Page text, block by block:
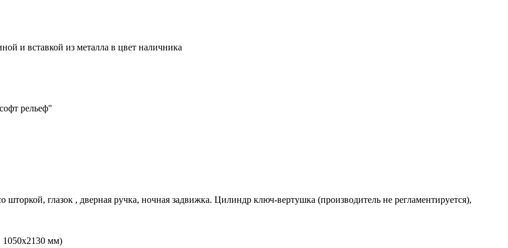
и вставкой из металла в цвет наличника
рельеф"
шторкой, глазок , дверная ручка, ночная задвижка. Цилиндр ключ-вертушка (производитель не регламентируется),
мм)